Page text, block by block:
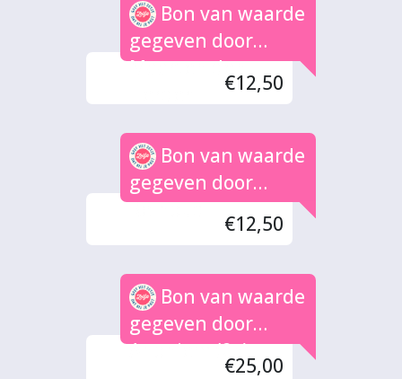
Bon van waarde
gegeven door
Maarten den
€12,50
Bon van waarde
gegeven door
Reinoud
€12,50
Bon van waarde
gegeven door
Anoniem (2x)
€25,00